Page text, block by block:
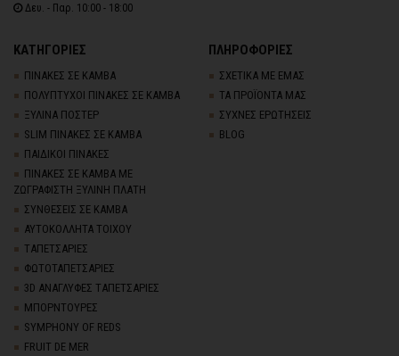
Δευ. - Παρ. 10:00 - 18:00
ΚΑΤΗΓΟΡΙΕΣ
ΠΙΝΑΚΕΣ ΣΕ ΚΑΜΒΑ
ΠΟΛΥΠΤΥΧΟΙ ΠΙΝΑΚΕΣ ΣΕ ΚΑΜΒΑ
ΞΥΛΙΝΑ ΠΟΣΤΕΡ
SLIM ΠΙΝΑΚΕΣ ΣΕ ΚΑΜΒΑ
ΠΑΙΔΙΚΟΙ ΠΙΝΑΚΕΣ
ΠΙΝΑΚΕΣ ΣΕ ΚΑΜΒΑ ΜΕ
ΖΩΓΡΑΦΙΣΤΗ ΞΥΛΙΝΗ ΠΛΑΤΗ
ΣΥΝΘΕΣΕΙΣ ΣΕ ΚΑΜΒΑ
ΑΥΤΟΚΟΛΛΗΤΑ ΤΟΙΧΟΥ
TΑΠΕΤΣΑΡΙΕΣ
ΦΩΤΟΤΑΠΕΤΣΑΡΙΕΣ
3D AΝΑΓΛΥΦΕΣ TΑΠΕΤΣΑΡΙΕΣ
ΜΠΟΡΝΤΟΥΡΕΣ
SYMPHONY OF REDS
FRUIT DE MER
ΠΛΗΡΟΦΟΡΙΕΣ
ΣΧΕΤΙΚΑ ΜΕ ΕΜΑΣ
ΤΑ ΠΡΟΪΟΝΤΑ ΜΑΣ
ΣΥΧΝΕΣ ΕΡΩΤΗΣΕΙΣ
BLOG